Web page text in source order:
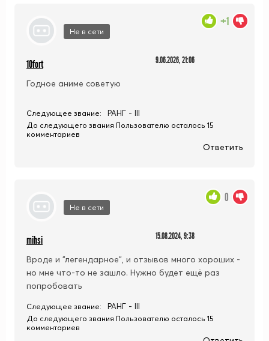
Не в сети
10fort 9.06.2026, 21:06
Годное аниме советую
+1
Следующее звание: РАНГ - III
До следующего звания Пользователю осталось 15
комментариев
Ответить
Не в сети
mihsi 15.08.2024, 9:38
Вроде и "легендарное", и отзывов много хороших -
но мне что-то не зашло. Нужно будет ещё раз
попробовать
0
Следующее звание: РАНГ - III
До следующего звания Пользователю осталось 15
комментариев